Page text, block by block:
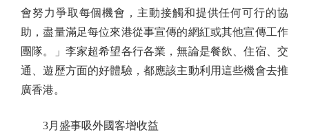
會努力爭取每個機會，主動接觸和提供任何可行的協
助，盡量滿足每位來港從事宣傳的網紅或其他宣傳工作
團隊。」李家超希望各行各業，無論是餐飲、住宿、交
通、遊歷方面的好體驗，都應該主動利用這些機會去推
廣香港。
3月盛事吸外國客增收益